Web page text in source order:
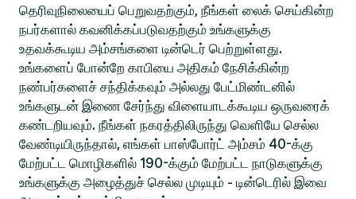
தெரிவுநிலையைப் பெறுவதற்கும், நீங்கள் லைக் செய்கின்ற
நபர்களால் கவனிக்கப்படுவதற்கும் உங்களுக்கு
உதவக்கூடிய அம்சங்களை டின்டெர் பெற்றுள்ளது.
உங்களைப் போன்றே காபியை அதிகம் நேசிக்கின்ற
நண்பர்களைச் சந்திக்கவும் அல்லது பேட்மிண்டனில்
உங்களுடன் இணை சேர்ந்து விளையாடக்கூடிய ஒருவரைக்
கண்டறியவும். நீங்கள் நகரத்திலிருந்து வெளியே செல்ல
வேண்டியிருந்தால், எங்கள் பாஸ்போர்ட் அம்சம் 40-க்கு
மேற்பட்ட மொழிகளில் 190-க்கும் மேற்பட்ட நாடுகளுக்கு
உங்களுக்கு அழைத்துச் செல்ல முடியும் - டின்டெரில் இவை